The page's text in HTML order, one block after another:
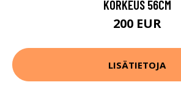
KORKEUS 56CM
200 EUR
LISÄTIETOJA